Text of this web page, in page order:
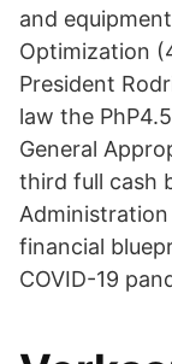
and
Optimization
President
law the
General
third full cash
Administration
financial
COVID-19